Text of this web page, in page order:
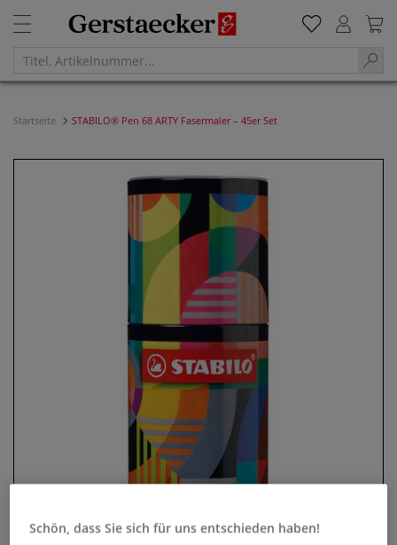
Startseite STABILO® Pen 68 ARTY Fasermaler – 45er Set
Schön, dass Sie sich für uns entschieden haben!